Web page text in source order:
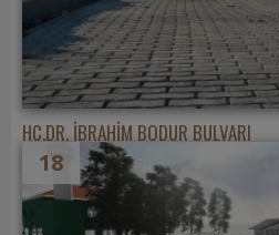
HC.DR. İBRAHİM BODUR BULVARI
18